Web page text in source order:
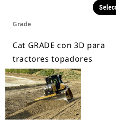
Grade
Cat GRADE con 3D para
tractores topadores